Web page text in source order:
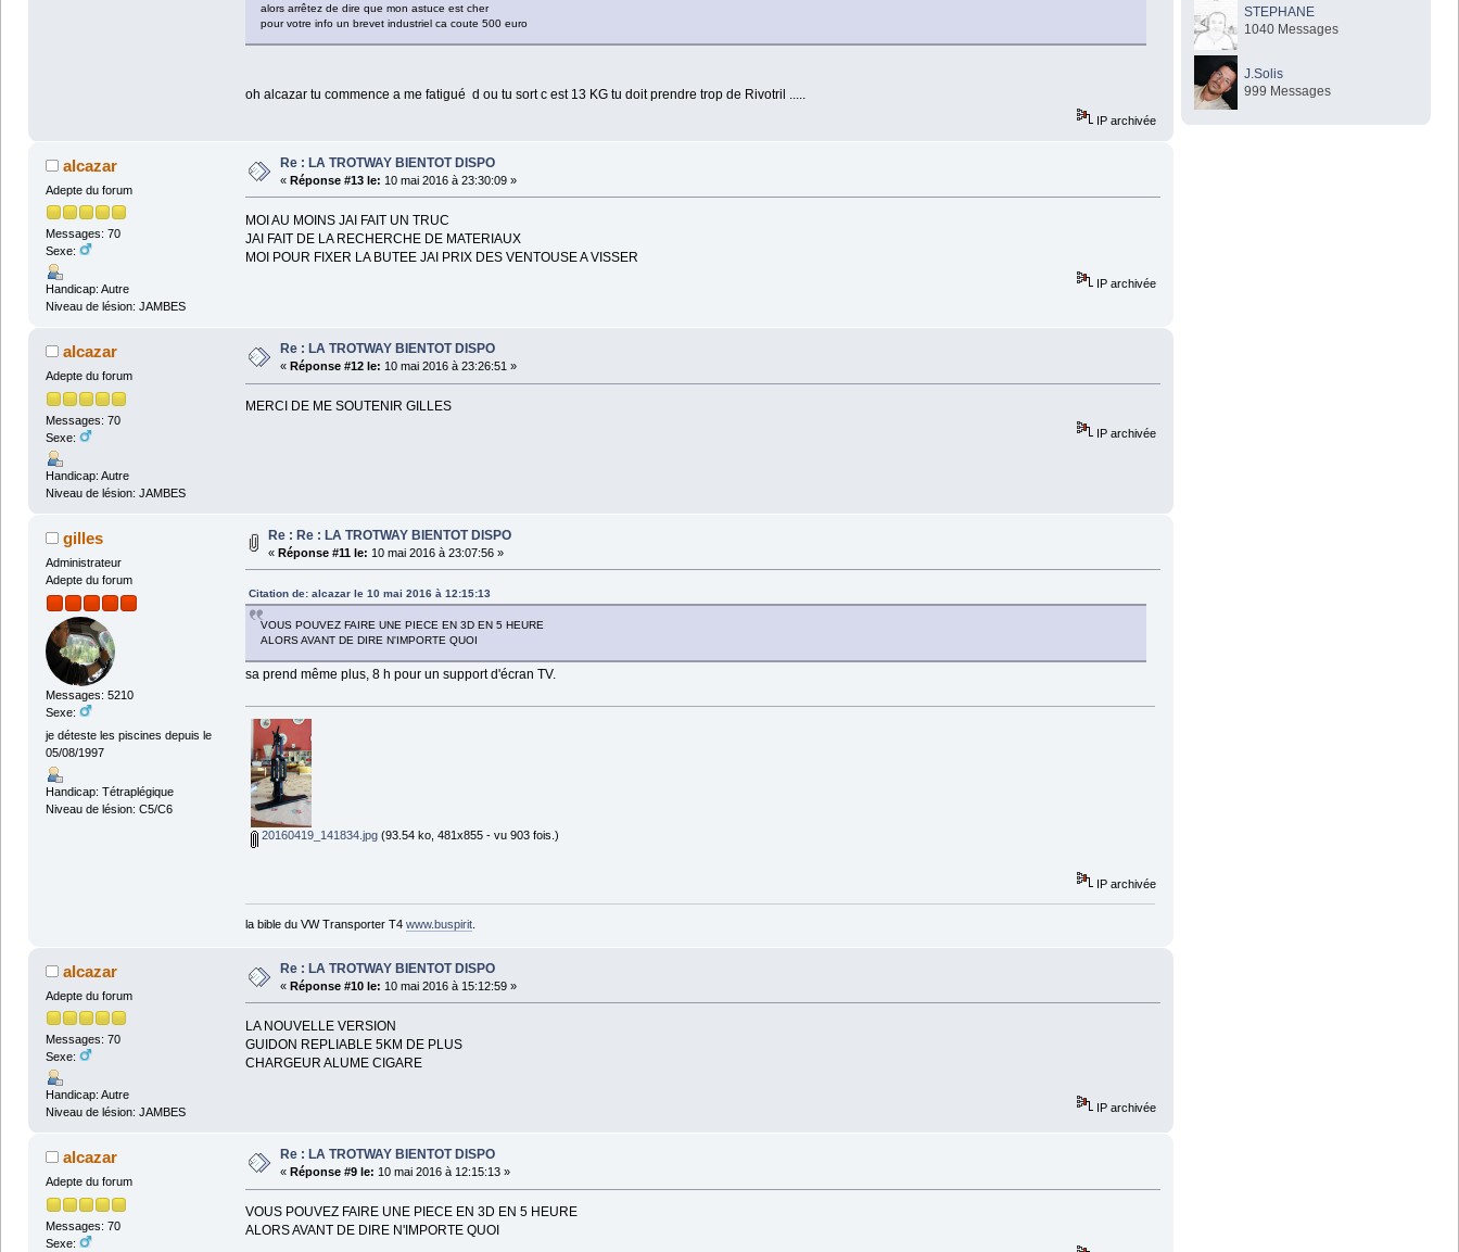
alors arrêtez de dire que mon astuce est cher
pour votre info un brevet industriel ca coute 500 euro
oh alcazar tu commence a me fatigué d ou tu sort c est 13 KG tu doit prendre trop de Rivotril .....
IP archivée
alcazar
Adepte du forum
Messages: 70
Sexe:
Handicap: Autre
Niveau de lésion: JAMBES
Re : LA TROTWAY BIENTOT DISPO
« Réponse #13 le: 10 mai 2016 à 23:30:09 »
MOI AU MOINS JAI FAIT UN TRUC
JAI FAIT DE LA RECHERCHE DE MATERIAUX
MOI POUR FIXER LA BUTEE JAI PRIX DES VENTOUSE A VISSER
IP archivée
alcazar
Adepte du forum
Messages: 70
Sexe:
Handicap: Autre
Niveau de lésion: JAMBES
Re : LA TROTWAY BIENTOT DISPO
« Réponse #12 le: 10 mai 2016 à 23:26:51 »
MERCI DE ME SOUTENIR GILLES
IP archivée
gilles
Administrateur
Adepte du forum
Messages: 5210
Sexe:
je déteste les piscines depuis le
05/08/1997
Handicap: Tétraplégique
Niveau de lésion: C5/C6
Re : Re : LA TROTWAY BIENTOT DISPO
« Réponse #11 le: 10 mai 2016 à 23:07:56 »
Citation de: alcazar le 10 mai 2016 à 12:15:13
VOUS POUVEZ FAIRE UNE PIECE EN 3D EN 5 HEURE
ALORS AVANT DE DIRE N'IMPORTE QUOI
sa prend même plus, 8 h pour un support d'écran TV.
20160419_141834.jpg(93.54 ko, 481x855 - vu 903 fois.)
IP archivée
la bible du VW Transporter T4 www.buspirit.
alcazar
Adepte du forum
Messages: 70
Sexe:
Handicap: Autre
Niveau de lésion: JAMBES
Re : LA TROTWAY BIENTOT DISPO
« Réponse #10 le: 10 mai 2016 à 15:12:59 »
LA NOUVELLE VERSION
GUIDON REPLIABLE 5KM DE PLUS
CHARGEUR ALUME CIGARE
IP archivée
alcazar
Adepte du forum
Messages: 70
Sexe:
Re : LA TROTWAY BIENTOT DISPO
« Réponse #9 le: 10 mai 2016 à 12:15:13 »
VOUS POUVEZ FAIRE UNE PIECE EN 3D EN 5 HEURE
ALORS AVANT DE DIRE N'IMPORTE QUOI
STEPHANE
1040 Messages
J.Solis
999 Messages